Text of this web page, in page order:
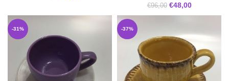
€96,00 €48,00
-31% -37%